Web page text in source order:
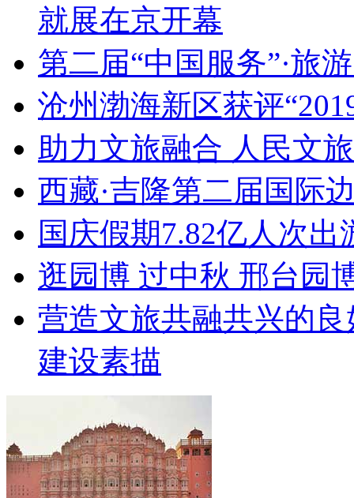
就展在京开幕
第二届“中国服务”·旅
沧州渤海新区获评
助力文旅融合 人民文
西藏·吉隆第二届国际
国庆假期7.82亿人次
逛园博 过中秋 邢台园
营造文旅共融共兴的
建设素描